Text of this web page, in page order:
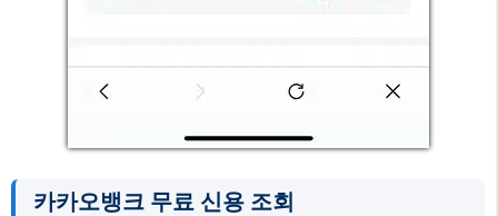
카카오뱅크 무료 신용 조회